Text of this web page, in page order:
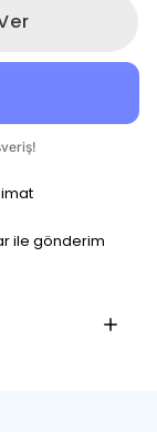
ile gönderim